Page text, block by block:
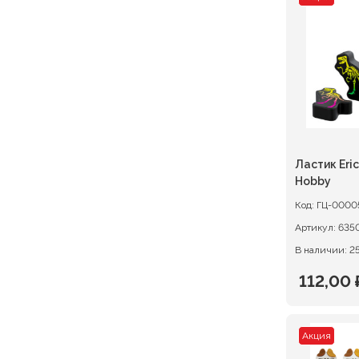
Ластик
Hobby
Код: ГЦ-
Артикул:
В наличии:
112,00
Текущая
112,00 ₽.
Акция